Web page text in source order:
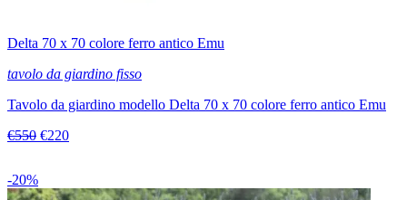
Delta 70 x 70 colore ferro antico Emu
tavolo da giardino fisso
Tavolo da giardino modello Delta 70 x 70 colore ferro antico Emu
€550 €220
-20%